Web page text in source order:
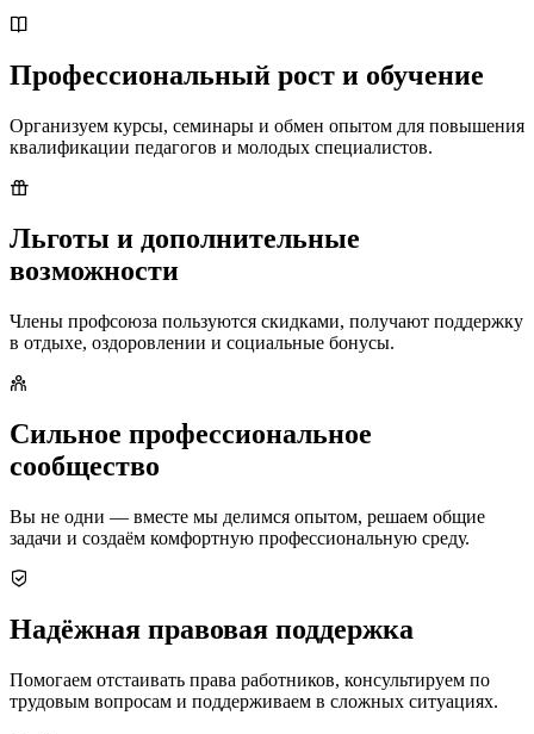
Профессиональный рост и обучение
Организуем курсы, семинары и обмен опытом для повышения
квалификации педагогов и молодых специалистов.
Льготы и дополнительные
возможности
Члены профсоюза пользуются скидками, получают поддержку
в отдыхе, оздоровлении и социальные бонусы.
Сильное профессиональное
сообщество
Вы не одни — вместе мы делимся опытом, решаем общие
задачи и создаём комфортную профессиональную среду.
Надёжная правовая поддержка
Помогаем отстаивать права работников, консультируем по
трудовым вопросам и поддерживаем в сложных ситуациях.